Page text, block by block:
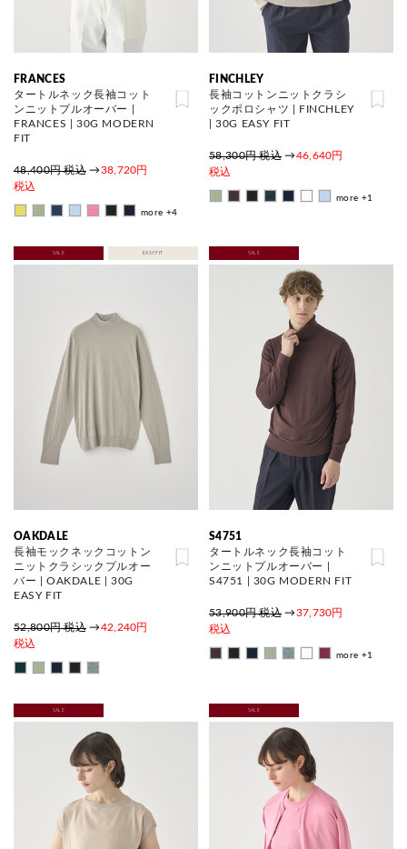
FRANCES
タートルネック長袖コット
ンニットプルオーバー |
FRANCES | 30G MODERN
FIT
48,400円 税込 →38,720円
税込
more +4
FINCHLEY
長袖コットンニットクラシ
ックポロシャツ | FINCHLEY
| 30G EASY FIT
58,300円 税込 →46,640円
税込
more +1
SALE EASY FIT
OAKDALE
長袖モックネックコットン
ニットクラシックプルオー
バー | OAKDALE | 30G
EASY FIT
52,800円 税込 →42,240円
税込
SALE
S4751
タートルネック長袖コット
ンニットプルオーバー |
S4751 | 30G MODERN FIT
53,900円 税込 →37,730円
税込
more +1
SALE SALE